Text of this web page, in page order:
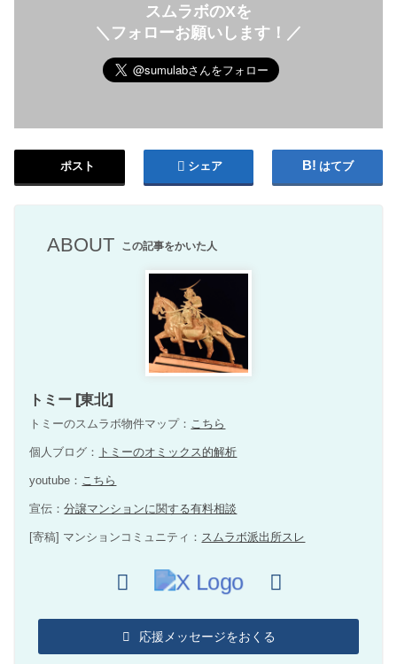
スムラボのXを
＼フォローお願いします！／
ポスト シェア はてブ
ABOUT この記事をかいた人
トミー [東北]
トミーのスムラボ物件マップ： こちら
個人ブログ： トミーのオミックス的解析
youtube： こちら
宣伝：分譲マンションに関する有料相談
[寄稿] マンションコミュニティ： スムラボ派出所スレ
応援メッセージをおくる